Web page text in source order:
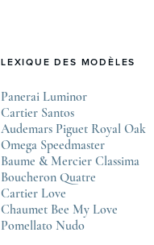
LEXIQUE DES MODÈLES
Panerai Luminor
Cartier Santos
Audemars Piguet Royal Oak
Omega Speedmaster
Baume & Mercier Classima
Boucheron Quatre
Cartier Love
Chaumet Bee My Love
Pomellato Nudo